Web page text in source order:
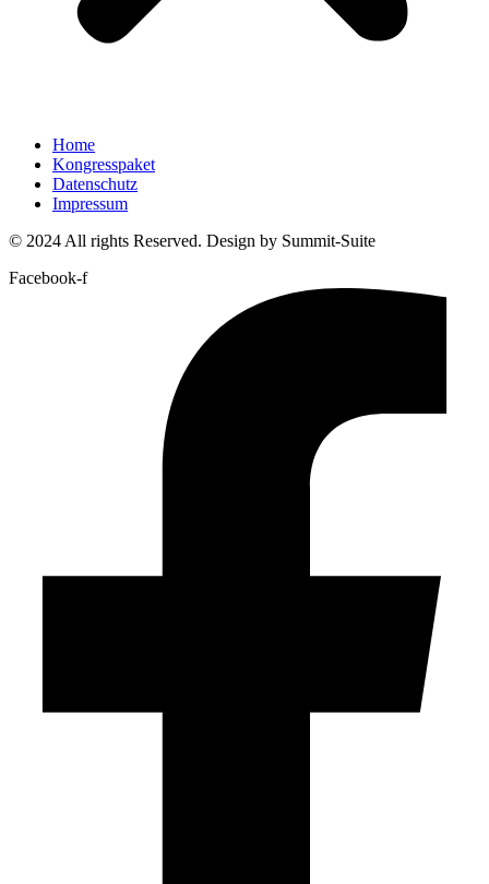
Home
Kongresspaket
Datenschutz
Impressum
© 2024 All rights Reserved. Design by Summit-Suite
Facebook-f